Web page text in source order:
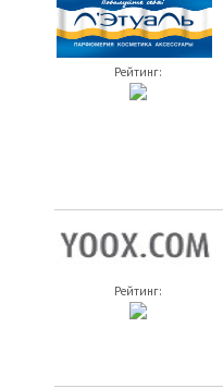
Рейтинг:
Рейтинг: